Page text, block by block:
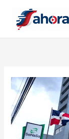
contenido